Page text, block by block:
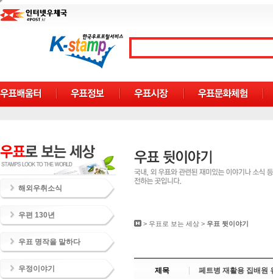
해외우취소식
우편 130년
우표 명작을 말하다
우정이야기
> 우표로 보는 세상 > 우표 뒷이야기
제목 페트병 재활용 집배원